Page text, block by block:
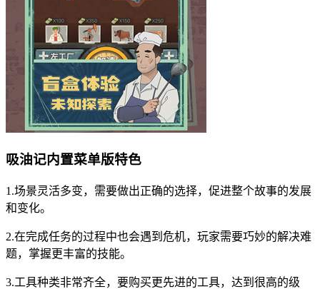
吸油记内置菜单版特色
1.场景灵活多变，需要做出正确的选择，促进整个故事的发展
和变化。
2.在完成任务的过程中也会遇到危机，玩家需要巧妙的解决难
题，掌握更丰富的技能。
3.工具种类非常齐全，要购买更先进的工具，达到很高的级